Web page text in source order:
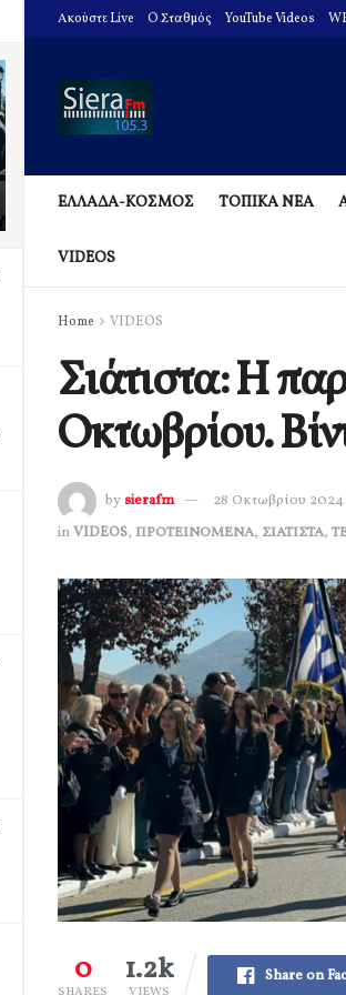
Ακούστε Live O Σταθμός YouTube Videos
ΕΛΛΑΔΑ-ΚΟΣΜΟΣ ΤΟΠΙΚΑ ΝΕΑ
VIDEOS
Home VIDEOS
Σιάτιστα: Η
Οκτωβρίου.
by sierafm
28 Οκτωβρίου 2024
inVIDEOS, ΠΡΟΤΕΙΝΟΜΕΝΑ, ΣΙΑΤΙΣΤΑ,
0 1.2k Share on